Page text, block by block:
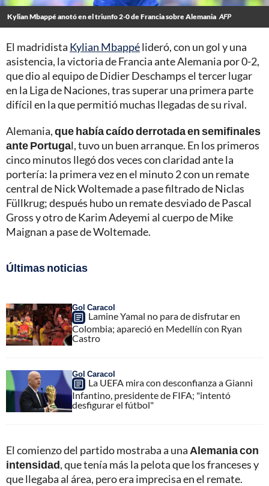
Kylian Mbappé anotó en el triunfo 2-0 de Francia sobre Alemania AFP
El madridista Kylian Mbappélideró, con un gol y una
asistencia, la victoria de Francia ante Alemania por 0-2,
que dio al equipo de Didier Deschamps el tercer lugar
en la Liga de Naciones, tras superar una primera parte
difícil en la que permitió muchas llegadas de su rival.
Alemania,que había caído derrotada en semifinales
ante Portugal, tuvo un buen arranque. En los primeros
cinco minutos llegó dos veces con claridad ante la
portería: la primera vez en el minuto 2 con un remate
central de Nick Woltemade a pase filtrado de Niclas
Füllkrug; después hubo un remate desviado de Pascal
Gross y otro de Karim Adeyemi al cuerpo de Mike
Maignan a pase de Woltemade.
Últimas noticias
Gol Caracol
Lamine Yamal no para de disfrutar en
Colombia; apareció en Medellín con Ryan
Castro
Gol Caracol
La UEFA mira con desconfianza a Gianni
Infantino, presidente de FIFA; "intentó
desfigurar el fútbol"
El comienzo del partido mostraba a una Alemania con
intensidad, que tenía más la pelota que los franceses y
que llegaba al área, pero era imprecisa en el remate.